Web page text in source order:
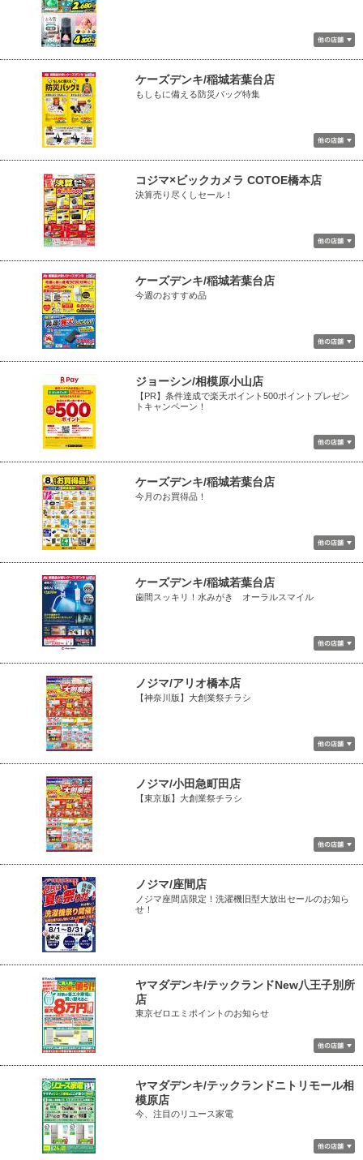
ケーズデンキ/稲城若葉台店
もしもに備える防災バッグ特集
コジマ×ビックカメラ COTOE橋本店
決算売り尽くしセール！
ケーズデンキ/稲城若葉台店
今週のおすすめ品
ジョーシン/相模原小山店
【PR】条件達成で楽天ポイント500ポイントプレゼン
トキャンペーン！
ケーズデンキ/稲城若葉台店
今月のお買得品！
ケーズデンキ/稲城若葉台店
歯間スッキリ！水みがき オーラルスマイル
ノジマ/アリオ橋本店
【神奈川版】大創業祭チラシ
ノジマ/小田急町田店
【東京版】大創業祭チラシ
ノジマ/座間店
ノジマ座間店限定！洗濯機旧型大放出セールのお知ら
せ！
ヤマダデンキ/テックランドNew八王子別所
店
東京ゼロエミポイントのお知らせ
ヤマダデンキ/テックランドニトリモール相
模原店
今、注目のリユース家電